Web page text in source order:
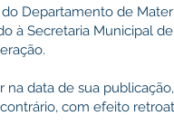
Departamento de
à Secretaria Municipal de
na data de sua publicação,
com efeito